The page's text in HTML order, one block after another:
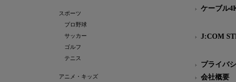
スポーツ
プロ野球
サッカー
ゴルフ
テニス
アニメ・キッズ
ケーブル
J:COM
プライバ
会社概要